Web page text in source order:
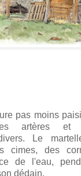
pas moins
artères
Le
cimes, des
de l'eau,
dédain.